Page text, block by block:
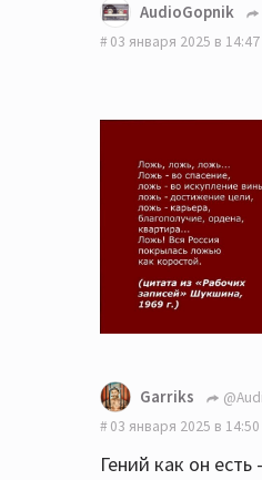
AudioGopnik
03 января 2025 в 14:47
Garriks
03 января 2025 в 14:50
Гений как он есть